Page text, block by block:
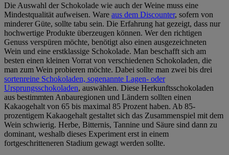
Die Auswahl der Schokolade wie auch der Weine muss eine
Mindestqualität aufweisen. Ware aus dem Discounter, sofern von
minderer Güte, sollte tabu sein. Die Erfahrung hat gezeigt, dass nur
hochwertige Produkte überzeugen können. Wer den richtigen
Genuss verspüren möchte, benötigt also einen ausgezeichneten
Wein und eine erstklassige Schokolade. Man beschafft sich am
besten einen kleinen Vorrat von verschiedenen Schokoladen, die
man zum Wein probieren möchte. Dabei sollte man zwei bis drei
sortenreine Schokoladen, sogenannte Lagen- oder
Ursprungsschokoladen, auswählen. Diese Herkunftsschokoladen
aus bestimmten Anbauregionen und Ländern sollten einen
Kakaogehalt von 65 bis maximal 85 Prozent haben. Ab 85-
prozentigem Kakaogehalt gestaltet sich das Zusammenspiel mit dem
Wein schwierig. Herbe, Bitternis, Tannine und Säure sind dann zu
dominant, weshalb dieses Experiment erst in einem
fortgeschritteneren Stadium gewagt werden sollte.